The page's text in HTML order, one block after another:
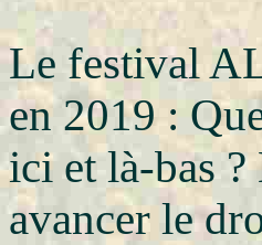
Le festival
en 2019 :
ici et là-bas
avancer le